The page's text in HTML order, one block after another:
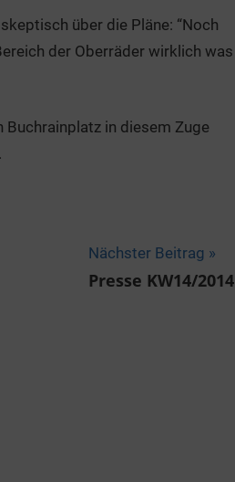
über die Pläne: “Noch
der Oberräder wirklich was
Buchrainplatz in diesem Zuge
Nächster Beitrag
Presse KW14/2014